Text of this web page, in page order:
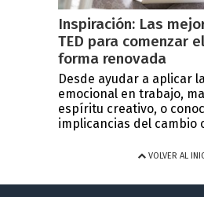
Inspiración: Las
TED para comenzar
forma renovada
Desde ayudar a aplicar
emocional en trabajo,
espíritu creativo, o
implicancias del cambio
VOLVER AL